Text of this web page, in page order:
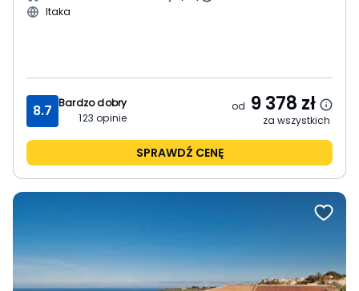
Itaka
8.7 Bardzo dobry
123 opinie
od 9 378 zł
za wszystkich
SPRAWDŹ CENĘ